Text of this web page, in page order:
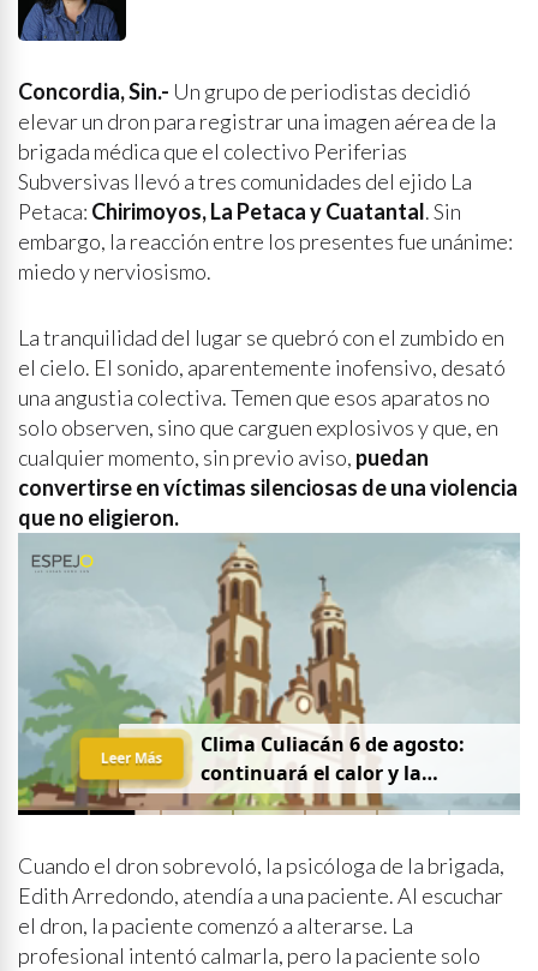
Concordia, Sin.- Un grupo de periodistas decidió
elevar un dron para registrar una imagen aérea de la
brigada médica que el colectivo Periferias
Subversivas llevó a tres comunidades del ejido La
Petaca: Chirimoyos, La Petaca y Cuatantal. Sin
embargo, la reacción entre los presentes fue unánime:
miedo y nerviosismo.
La tranquilidad del lugar se quebró con el zumbido en
el cielo. El sonido, aparentemente inofensivo, desató
una angustia colectiva. Temen que esos aparatos no
solo observen, sino que carguen explosivos y que, en
cualquier momento, sin previo aviso, puedan
convertirse en víctimas silenciosas de una violencia
que no eligieron.
Clima Culiacán 6 de agosto:
continuará el calor y la
probabilidad de lluvia
Leer Más
Cuando el dron sobrevoló, la psicóloga de la brigada,
Edith Arredondo, atendía a una paciente. Al escuchar
el dron, la paciente comenzó a alterarse. La
profesional intentó calmarla, pero la paciente solo